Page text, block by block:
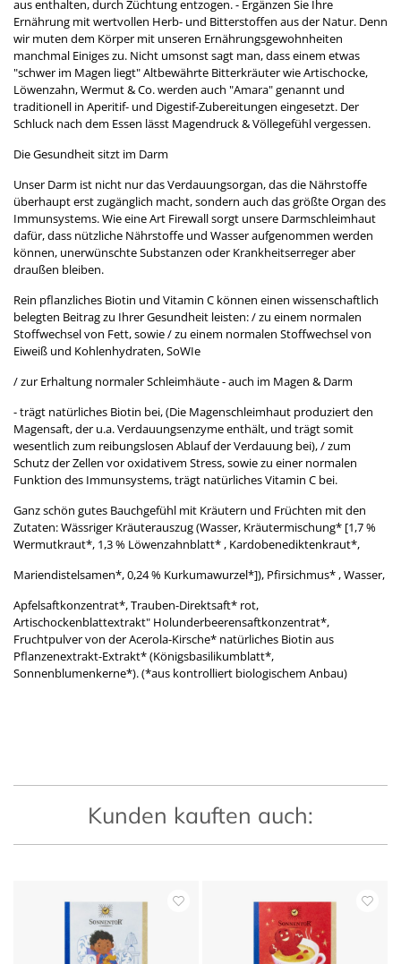
aus enthalten, durch Züchtung entzogen. - Ergänzen Sie Ihre
Ernährung mit wertvollen Herb- und Bitterstoffen aus der Natur. Denn
wir muten dem Körper mit unseren Ernährungsgewohnheiten
manchmal Einiges zu. Nicht umsonst sagt man, dass einem etwas
"schwer im Magen liegt" Altbewährte Bitterkräuter wie Artischocke,
Löwenzahn, Wermut & Co. werden auch "Amara" genannt und
traditionell in Aperitif- und Digestif-Zubereitungen eingesetzt. Der
Schluck nach dem Essen lässt Magendruck & Völlegefühl vergessen.
Die Gesundheit sitzt im Darm
Unser Darm ist nicht nur das Verdauungsorgan, das die Nährstoffe
überhaupt erst zugänglich macht, sondern auch das größte Organ des
Immunsystems. Wie eine Art Firewall sorgt unsere Darmschleimhaut
dafür, dass nützliche Nährstoffe und Wasser aufgenommen werden
können, unerwünschte Substanzen oder Krankheitserreger aber
draußen bleiben.
Rein pflanzliches Biotin und Vitamin C können einen wissenschaftlich
belegten Beitrag zu Ihrer Gesundheit leisten: / zu einem normalen
Stoffwechsel von Fett, sowie / zu einem normalen Stoffwechsel von
Eiweiß und Kohlenhydraten, SoWIe
/ zur Erhaltung normaler Schleimhäute - auch im Magen & Darm
- trägt natürliches Biotin bei, (Die Magenschleimhaut produziert den
Magensaft, der u.a. Verdauungsenzyme enthält, und trägt somit
wesentlich zum reibungslosen Ablauf der Verdauung bei), / zum
Schutz der Zellen vor oxidativem Stress, sowie zu einer normalen
Funktion des Immunsystems, trägt natürliches Vitamin C bei.
Ganz schön gutes Bauchgefühl mit Kräutern und Früchten mit den
Zutaten: Wässriger Kräuterauszug (Wasser, Kräutermischung* [1,7 %
Wermutkraut*, 1,3 % Löwenzahnblatt* , Kardobenediktenkraut*,
Mariendistelsamen*, 0,24 % Kurkumawurzel*]), Pfirsichmus* , Wasser,
Apfelsaftkonzentrat*, Trauben-Direktsaft* rot,
Artischockenblattextrakt" Holunderbeerensaftkonzentrat*,
Fruchtpulver von der Acerola-Kirsche* natürliches Biotin aus
Pflanzenextrakt-Extrakt* (Königsbasilikumblatt*,
Sonnenblumenkerne*). (*aus kontrolliert biologischem Anbau)
Kunden kauften auch: